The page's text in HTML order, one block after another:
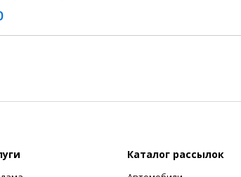
Каталог рассылок